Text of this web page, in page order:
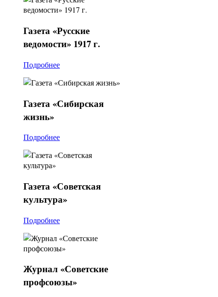
Газета«Русские
ведомости» 1917 г.
Подробнее
Газета«Сибирская
жизнь»
Подробнее
Газета«Советская
культура»
Подробнее
Журнал«Советские
профсоюзы»